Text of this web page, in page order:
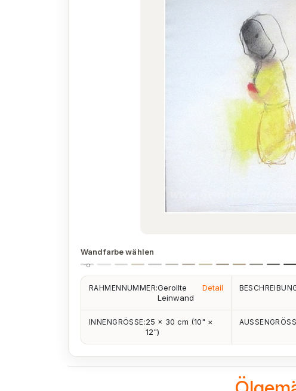
Wandfarbe wählen
RAHMENNUMMER:Gerollte
Leinwand
Detail
INNENGRÖSSE: 25 × 30 cm (10" ×
12")